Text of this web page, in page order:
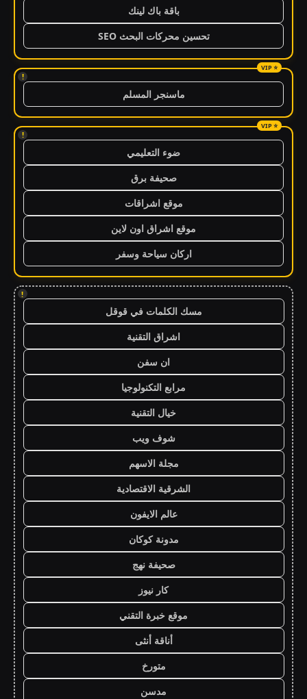
باقة باك لينك
تحسين محركات البحث SEO
!
ماسنجر المسلم
!
ضوء التعليمي
صحيفة برق
موقع اشراقات
موقع اشراق اون لاين
اركان سياحة وسفر
!
مسك الكلمات في قوقل
اشراق التقنية
ان سفن
مرابع التكنولوجيا
خيال التقنية
شوف ويب
مجلة الاسهم
الشرقية الاقتصادية
عالم الايفون
مدونة كوكان
صحيفة نهج
كار نيوز
موقع خبرة التقني
أناقة أنثى
متورخ
مدسن